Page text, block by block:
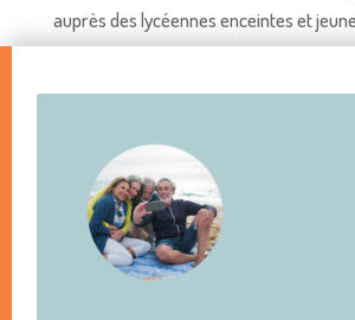
auprès des lycéennes enceintes et